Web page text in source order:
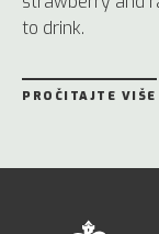
to drink.
PROČITAJTE VIŠE